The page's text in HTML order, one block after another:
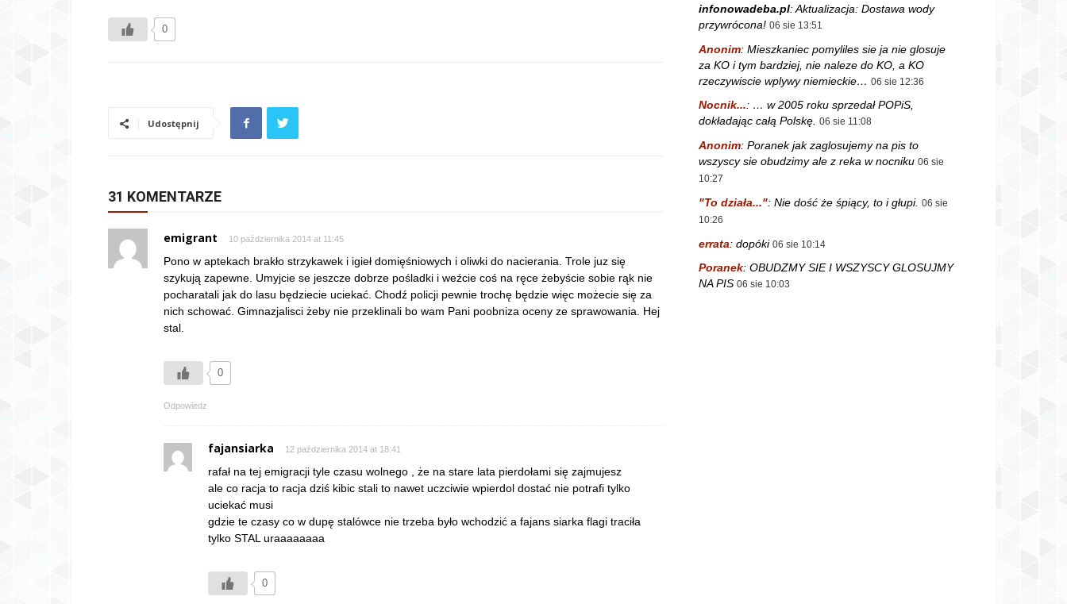
0
Udostępnij
31 KOMENTARZE
emigrant 10 października 2014 at 11:45
Pono w aptekach brakło strzykawek i igieł domięśniowych i oliwki do nacierania. Trole juz się
szykują zapewne. Umyjcie se jeszcze dobrze pośladki i weźcie coś na ręce żebyście sobie rąk nie
pocharatali jak do lasu będziecie uciekać. Chodź policji pewnie trochę będzie więc możecie się za
nich schować. Gimnazjalisci żeby nie przeklinali bo wam Pani poobniza oceny ze sprawowania. Hej
stal.
0
Odpowiedz
fajansiarka 12 października 2014 at 18:41
rafał na tej emigracji tyle czasu wolnego , że na stare lata pierdołami się zajmujesz
ale co racja to racja dziś kibic stali to nawet uczciwie wpierdol dostać nie potrafi tylko
uciekać musi
gdzie te czasy co w dupę stalówce nie trzeba było wchodzić a fajans siarka flagi traciła
tylko STAL uraaaaaaaa
0
infonowadeba.pl:Aktualizacja: Dostawa wody
przywrócona! 06 sie 13:51
Anonim: Mieszkaniec pomyliles sie ja nie glosuje
za KO i tym bardziej, nie naleze do KO, a KO
rzeczywiscie wplywy niemieckie… 06 sie 12:36
Nocnik...: … w 2005 roku sprzedał POPiS,
dokładając całą Polskę. 06 sie 11:08
Anonim: Poranek jak zaglosujemy na pis to
wszyscy sie obudzimy ale z reka w nocniku 06 sie
10:27
"To działa...": Nie dość że śpiący, to i głupi. 06 sie
10:26
errata: dopóki 06 sie 10:14
Poranek: OBUDZMY SIE I WSZYSCY GLOSUJMY
NA PIS 06 sie 10:03